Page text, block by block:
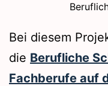
Bei diesem
die Berufliche
Fachberufe auf